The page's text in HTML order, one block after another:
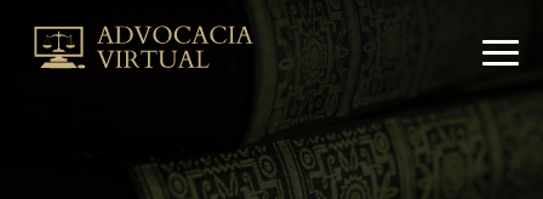
Arquivo
de
VirtualAdvocacia